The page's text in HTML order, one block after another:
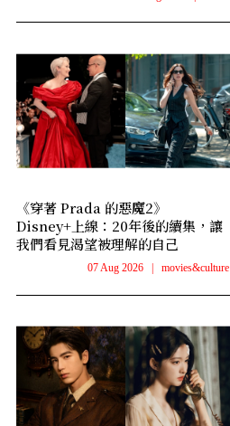
《穿著 Prada 的惡魔2》
Disney+上線：20年後的續集，讓
我們看見渴望被理解的自己
07 Aug 2026 movies&culture